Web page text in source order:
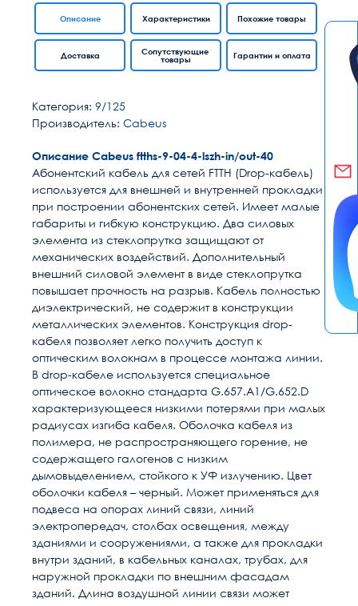
Описание Характеристики
Доставка
Похожие товары
Сопутствующие
товары
Гарантии и оплата
Категория: 9/125
Производитель: Cabeus
Описание Cabeus ftths-9-04-4-lszh-in/out-40
Абонентский кабель для сетей FTTH (Drop-кабель)
используется для внешней и внутренней прокладки
при построении абонентских сетей. Имеет малые
габариты и гибкую конструкцию. Два силовых
элемента из стеклопрутка защищают от
механических воздействий. Дополнительный
внешний силовой элемент в виде стеклопрутка
повышает прочность на разрыв. Кабель полностью
диэлектрический, не содержит в конструкции
металлических элементов. Конструкция drop-
кабеля позволяет легко получить доступ к
оптическим волокнам в процессе монтажа линии.
В drop-кабеле используется специальное
оптическое волокно стандарта G.657.A1/G.652.D
характеризующееся низкими потерями при малых
радиусах изгиба кабеля. Оболочка кабеля из
полимера, не распространяющего горение, не
содержащего галогенов с низким
дымовыделением, стойкого к УФ излучению. Цвет
оболочки кабеля – черный. Может применяться для
подвеса на опорах линий связи, линий
электропередач, столбах освещения, между
зданиями и сооружениями, а также для прокладки
внутри зданий, в кабельных каналах, трубах, для
наружной прокладки по внешним фасадам
зданий. Длина воздушной линии связи может